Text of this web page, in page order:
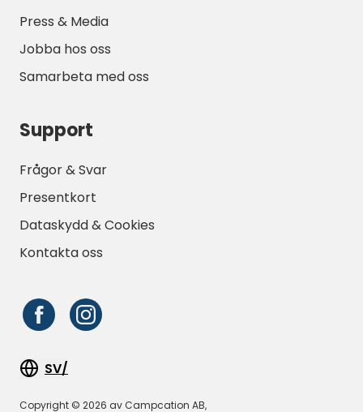
Press & Media
Jobba hos oss
Samarbeta med oss
Support
Frågor & Svar
Presentkort
Dataskydd & Cookies
Kontakta oss
SV/
Copyright © 2026 av Campcation AB,